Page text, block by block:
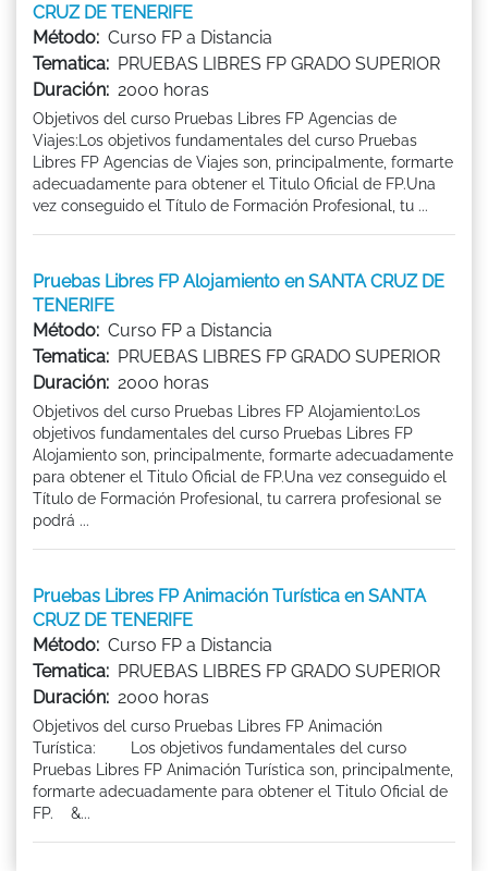
CRUZ DE TENERIFE
Método: Curso FP a Distancia
Tematica: PRUEBAS LIBRES FP GRADO SUPERIOR
Duración: 2000 horas
Objetivos del curso Pruebas Libres FP Agencias de
Viajes:Los objetivos fundamentales del curso Pruebas
Libres FP Agencias de Viajes son, principalmente, formarte
adecuadamente para obtener el Titulo Oficial de FP.Una
vez conseguido el Título de Formación Profesional, tu ...
Pruebas Libres FP Alojamiento en SANTA CRUZ DE
TENERIFE
Método: Curso FP a Distancia
Tematica: PRUEBAS LIBRES FP GRADO SUPERIOR
Duración: 2000 horas
Objetivos del curso Pruebas Libres FP Alojamiento:Los
objetivos fundamentales del curso Pruebas Libres FP
Alojamiento son, principalmente, formarte adecuadamente
para obtener el Titulo Oficial de FP.Una vez conseguido el
Título de Formación Profesional, tu carrera profesional se
podrá ...
Pruebas Libres FP Animación Turística en SANTA
CRUZ DE TENERIFE
Método: Curso FP a Distancia
Tematica: PRUEBAS LIBRES FP GRADO SUPERIOR
Duración: 2000 horas
Objetivos del curso Pruebas Libres FP Animación
Turística: Los objetivos fundamentales del curso
Pruebas Libres FP Animación Turística son, principalmente,
formarte adecuadamente para obtener el Titulo Oficial de
FP. &...